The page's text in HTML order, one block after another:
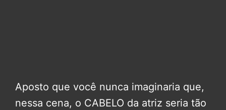
Aposto que você nunca imaginaria que,
nessa cena, o CABELO da atriz seria tão